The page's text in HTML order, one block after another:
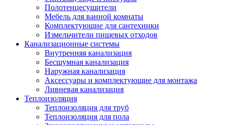
Полотенцесушители
Мебель для ванной комнаты
Комплектующие для сантехники
Измельчители пищевых отходов
Канализационные системы
Внутренняя канализация
Бесшумная канализация
Наружная канализация
Аксессуары и комплектующие для монтажа
Ливневая канализация
Теплоизоляция
Теплоизоляция для труб
Теплоизоляция для пола